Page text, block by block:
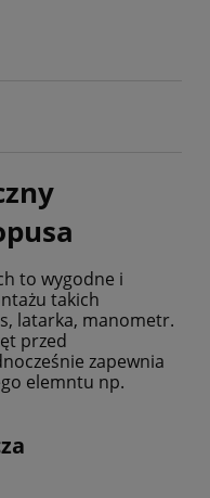
to wygodne i
takich
latarka, manometr.
przed
zapewnia
elemntu np.